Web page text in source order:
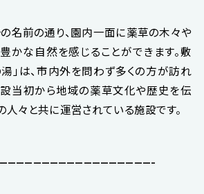
名前の通り、園内一面に薬草の木々や
かな自然を感じることができます。敷
」は、市内外を問わず多くの方が訪れ
設当初から地域の薬草文化や歴史を伝
人々と共に運営されている施設です。